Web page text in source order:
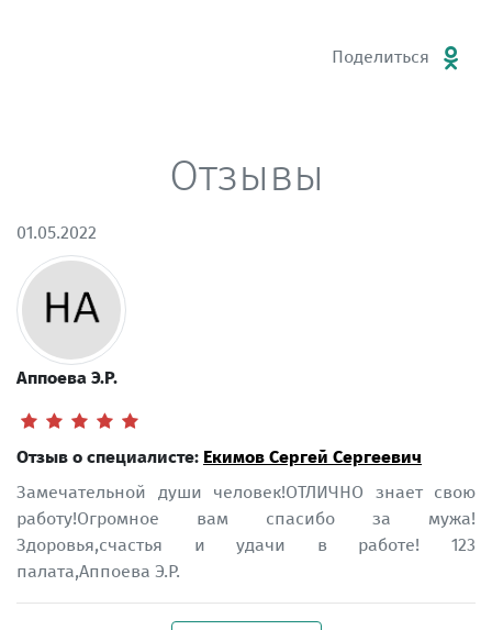
Поделиться
Отзывы
01.05.2022
Аппоева Э.Р.
Отзыв о специалисте: Екимов Сергей Сергеевич
Замечательной души человек!ОТЛИЧНО знает свою
работу!Огромное вам спасибо за мужа!
Здоровья,счастья и удачи в работе! 123
палата,Аппоева Э.Р.